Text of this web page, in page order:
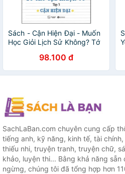
Sách - Cận Hiện Đại - Muốn
Học Giỏi Lịch Sử Không? Tớ
98.100 đ
SachLaBan.com chuyên cung cấp
tiếng anh, kỹ năng, kinh tế, tài
thiếu nhi, truyện tranh, truyện chữ,
khảo, luyện thi... Bằng khả năng
ngừng, chúng tôi đã tổng hợp hơn